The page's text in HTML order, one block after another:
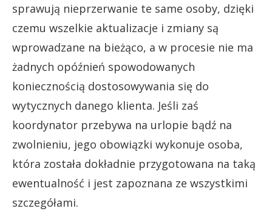
sprawują nieprzerwanie te same osoby, dzięki
czemu wszelkie aktualizacje i zmiany są
wprowadzane na bieżąco, a w procesie nie ma
żadnych opóźnień spowodowanych
koniecznością dostosowywania się do
wytycznych danego klienta. Jeśli zaś
koordynator przebywa na urlopie bądź na
zwolnieniu, jego obowiązki wykonuje osoba,
która została dokładnie przygotowana na taką
ewentualność i jest zapoznana ze wszystkimi
szczegółami.